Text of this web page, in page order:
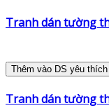
Tranh dán tường
Thêm vào DS yêu thích
Tranh dán tường